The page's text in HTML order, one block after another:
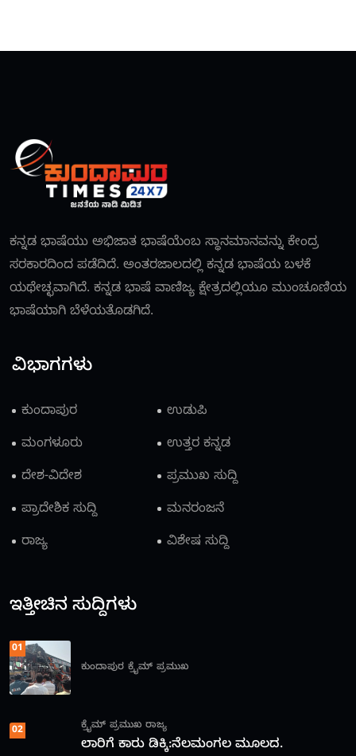
ಕನ್ನಡ ಭಾಷೆಯು ಅಭಿಜಾತ ಭಾಷೆಯೆಂಬ ಸ್ಥಾನಮಾನವನ್ನು ಕೇಂದ್ರ
ಸರಕಾರದಿಂದ ಪಡೆದಿದೆ. ಅಂತರಜಾಲದಲ್ಲಿ ಕನ್ನಡ ಭಾಷೆಯ ಬಳಕೆ
ಯಥೇಚ್ಛವಾಗಿದೆ. ಕನ್ನಡ ಭಾಷೆ ವಾಣಿಜ್ಯ ಕ್ಷೇತ್ರದಲ್ಲಿಯೂ ಮುಂಚೂಣಿಯ
ಭಾಷೆಯಾಗಿ ಬೆಳೆಯತೊಡಗಿದೆ.
ವಿಭಾಗಗಳು
ಕುಂದಾಪುರ
ಉಡುಪಿ
ಮಂಗಳೂರು
ಉತ್ತರ ಕನ್ನಡ
ದೇಶ-ವಿದೇಶ
ಪ್ರಮುಖ ಸುದ್ದಿ
ಪ್ರಾದೇಶಿಕ ಸುದ್ದಿ
ಮನರಂಜನೆ
ರಾಜ್ಯ
ವಿಶೇಷ ಸುದ್ದಿ
ಇತ್ತೀಚಿನ ಸುದ್ದಿಗಳು
01
ಕುಂದಾಪುರ ಕ್ರೈಮ್ ಪ್ರಮುಖ
02 ಕ್ರೈಮ್ ಪ್ರಮುಖ ರಾಜ್ಯ
ಲಾರಿಗೆ ಕಾರು ಡಿಕ್ಕಿ:ನೆಲಮಂಗಲ ಮೂಲದ.